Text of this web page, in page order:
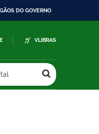
DO GOVERNO
VLIBRAS